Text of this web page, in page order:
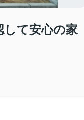
して安心の家